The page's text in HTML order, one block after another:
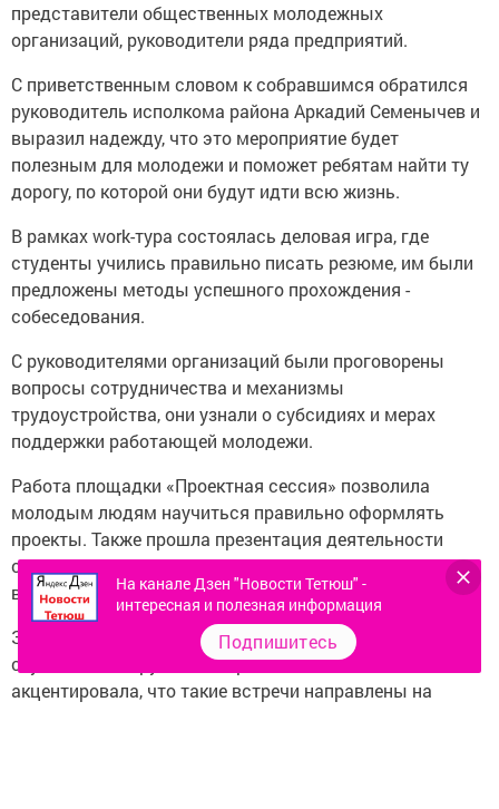
представители общественных молодежных
организаций, руководители ряда предприятий.
С приветственным словом к собравшимся обратился
руководитель исполкома района Аркадий Семенычев и
выразил надежду, что это мероприятие будет
полезным для молодежи и поможет ребятам найти ту
дорогу, по которой они будут идти всю жизнь.
В рамках work-тура состоялась деловая игра, где
студенты учились правильно писать резюме, им были
предложены методы успешного прохождения ­
собеседования.
С руководителями организаций были проговорены
вопросы сотрудничества и механизмы
трудоустройства, они узнали о субсидиях и мерах
поддержки работающей молодежи.
Работа площадки «Проектная сессия» позволила
молодым людям научиться правильно оформлять
проекты. Также прошла презентация деятельности
студенческих отрядов, были озвучены актуальные
вакансии на летний период.
Заместитель директора Рес­публиканского центра
студенческих трудовых отрядов Алия Адиева
акцентировала, что такие встречи направлены на
На канале Дзен "Новости Тетюш" -
интересная и полезная информация
Подпишитесь